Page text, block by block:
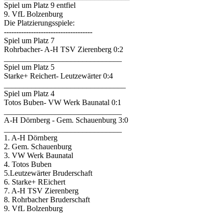
Spiel um Platz 9 entfiel
9. VfL Bolzenburg
Die Platzierungsspiele:
------------------------------------
Spiel um Platz 7
Rohrbacher- A-H TSV Zierenberg 0:2
Spiel um Platz 5
Starke+ Reichert- Leutzewärter 0:4
Spiel um Platz 4
Totos Buben- VW Werk Baunatal 0:1
A-H Dörnberg - Gem. Schauenburg 3:0
1. A-H Dörnberg
2. Gem. Schauenburg
3. VW Werk Baunatal
4. Totos Buben
5.Leutzewärter Bruderschaft
6. Starke+ REichert
7. A-H TSV Zierenberg
8. Rohrbacher Bruderschaft
9. VfL Bolzenburg